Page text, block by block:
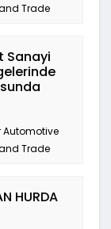
Trade
Sanayi
Automotive
Trade
HURDA